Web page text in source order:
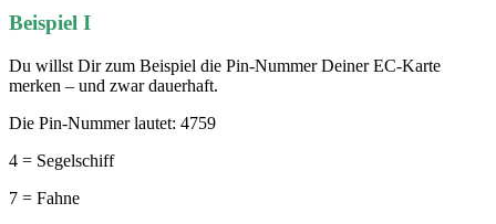
Beispiel I
Du willst Dir zum Beispiel die Pin-Nummer Deiner EC-Karte
merken – und zwar dauerhaft.
Die Pin-Nummer lautet: 4759
4 = Segelschiff
7 = Fahne